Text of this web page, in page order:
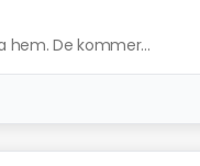
De kommer...